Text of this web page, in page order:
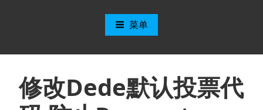
菜单
修改Dede默认投票代